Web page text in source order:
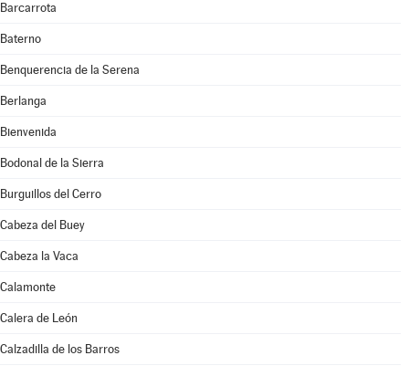
Barcarrota
Baterno
Benquerencia de la Serena
Berlanga
Bienvenida
Bodonal de la Sierra
Burguillos del Cerro
Cabeza del Buey
Cabeza la Vaca
Calamonte
Calera de León
Calzadilla de los Barros